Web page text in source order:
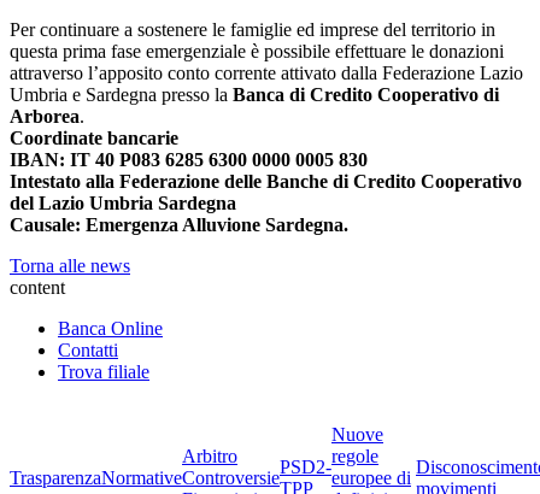
Per continuare a sostenere le famiglie ed imprese del territorio in
questa prima fase emergenziale è possibile effettuare le donazioni
attraverso l’apposito conto corrente attivato dalla Federazione Lazio
Umbria e Sardegna presso la Banca di Credito Cooperativo di
Arborea.
Coordinate bancarie
IBAN: IT 40 P083 6285 6300 0000 0005 830
Intestato alla Federazione delle Banche di Credito Cooperativo
del Lazio Umbria Sardegna
Causale: Emergenza Alluvione Sardegna.
Torna alle news
content
Banca Online
Contatti
Trova filiale
TrasparenzaNormative
Arbitro
Controversie
PSD2-
TPP
Nuove
regole
europee di
movimenti